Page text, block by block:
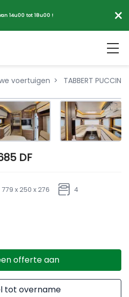
14u00 tot 18u00 ! ×
voertuigen TABBERT PUCCINI
DF
779 x 250 x 276 4
offerte aan
tot overname